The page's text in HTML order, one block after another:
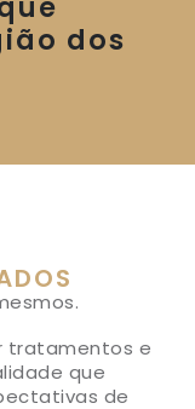
dos
tratamentos e
que
de